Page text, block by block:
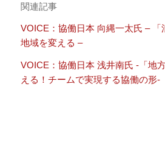
関連記事
VOICE：協働日本 向縄一太氏 – 「
地域を変える –
VOICE：協働日本 浅井南氏 -「地
える！チームで実現する協働の形-